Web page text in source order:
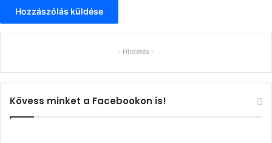
- Hirdetés -
Kövess minket a Facebookon is!